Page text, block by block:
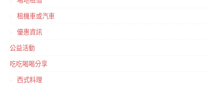
租機車或汽車
優惠資訊
公益活動
吃吃喝喝分享
西式料理